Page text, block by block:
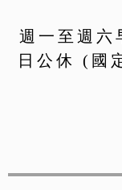
週一至週
日公休 (國